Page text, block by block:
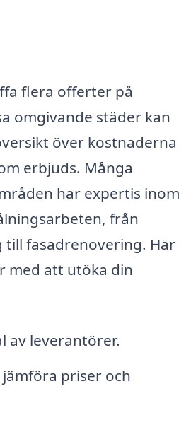
flera offerter på
omgivande städer kan
över kostnaderna
erbjuds. Många
har expertis inom
från
till fasadrenovering. Här
med att utöka din
av leverantörer.
priser och